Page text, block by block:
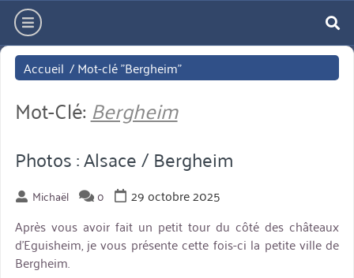
Aller
directement
au
contenu
hamburger
Accueil /Mot-clé "Bergheim"
Mot-Clé: Bergheim
Photos : Alsace / Bergheim
Michaël 0
29 octobre 2025
Après vous avoir fait un petit tour du côté des châteaux
d’Eguisheim, je vous présente cette fois-ci la petite ville de
Bergheim.